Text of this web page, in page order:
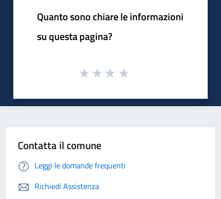
Quanto sono chiare le informazioni
su questa pagina?
Contatta il comune
Leggi le domande frequenti
Richiedi Assistenza